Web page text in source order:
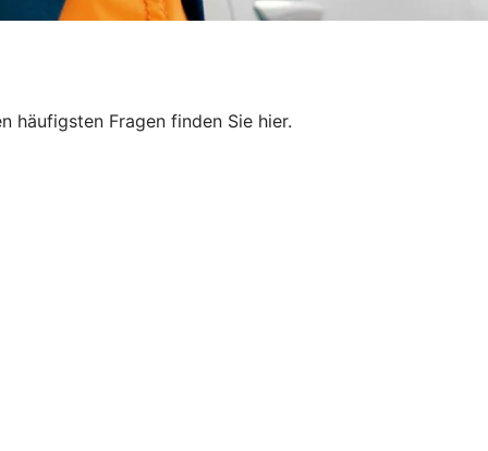
häufigsten Fragen finden Sie hier.